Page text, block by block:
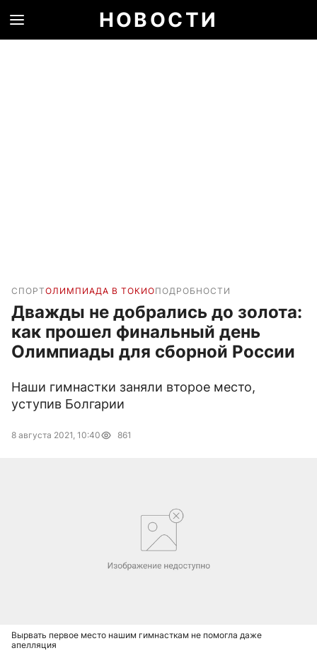
НОВОСТИ
СПОРТОЛИМПИАДА В ТОКИОПОДРОБНОСТИ
Дважды не добрались до золота:
как прошел финальный день
Олимпиады для сборной России
Наши гимнастки заняли второе место,
уступив Болгарии
8 августа 2021, 10:40 861
Вырвать первое место нашим гимнасткам не помогла даже
апелляция